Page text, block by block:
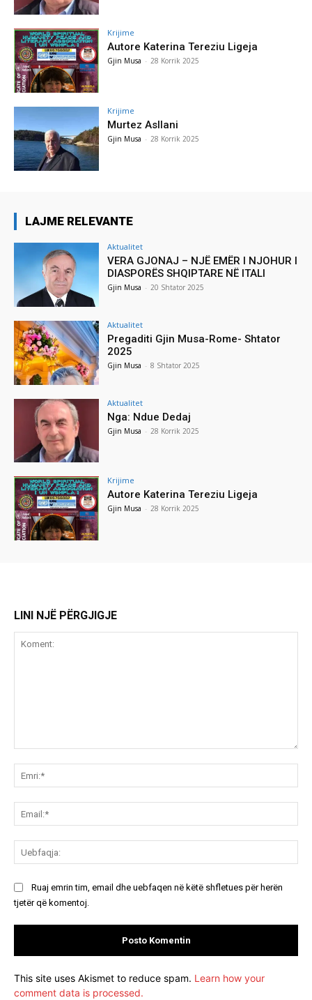
Krijime
Autore Katerina Tereziu Ligeja
Gjin Musa - 28 Korrik 2025
Krijime
Murtez Asllani
Gjin Musa - 28 Korrik 2025
LAJME RELEVANTE
Aktualitet
VERA GJONAJ – NJË EMËR I NJOHUR I
DIASPORËS SHQIPTARE NË ITALI
Gjin Musa - 20 Shtator 2025
Aktualitet
Pregaditi Gjin Musa-Rome- Shtator
2025
Gjin Musa - 8 Shtator 2025
Aktualitet
Nga: Ndue Dedaj
Gjin Musa - 28 Korrik 2025
Krijime
Autore Katerina Tereziu Ligeja
Gjin Musa - 28 Korrik 2025
LINI NJË PËRGJIGJE
Ruaj emrin tim, email dhe uebfaqen në këtë shfletues për herën
tjetër që komentoj.
This site uses Akismet to reduce spam. Learn how your
comment data is processed.